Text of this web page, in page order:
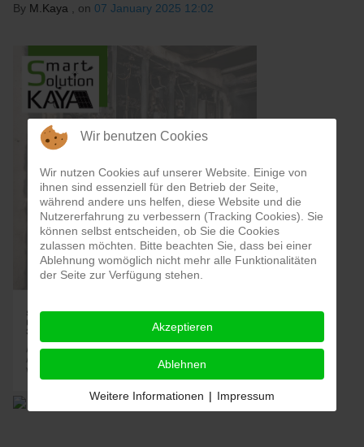
By M.Kaya , on 07 January 2025 12:02
Wir benutzen Cookies
Wir nutzen Cookies auf unserer Website. Einige von
ihnen sind essenziell für den Betrieb der Seite,
während andere uns helfen, diese Website und die
Nutzererfahrung zu verbessern (Tracking Cookies). Sie
können selbst entscheiden, ob Sie die Cookies
zulassen möchten. Bitte beachten Sie, dass bei einer
Ablehnung womöglich nicht mehr alle Funktionalitäten
der Seite zur Verfügung stehen.
Akzeptieren
Ablehnen
Weitere Informationen | Impressum